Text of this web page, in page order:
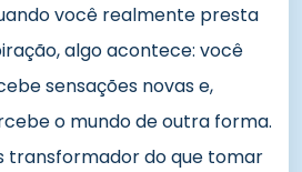
você realmente presta
algo acontece: você
sensações novas e,
o mundo de outra forma.
transformador do que tomar